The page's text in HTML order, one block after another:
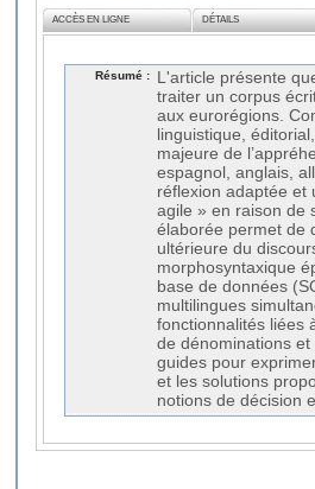
ACCÈS EN LIGNE DÉTAILS
Résumé :
L'article présente
traiter un corpus
aux eurorégions.
linguistique,
majeure de
espagnol, anglais,
réflexion adaptée et
agile » en raison de
élaborée permet de
ultérieure du
morphosyntaxique
base de données
multilingues
fonctionnalités liées
de dénominations
guides pour
et les solutions
notions de décision